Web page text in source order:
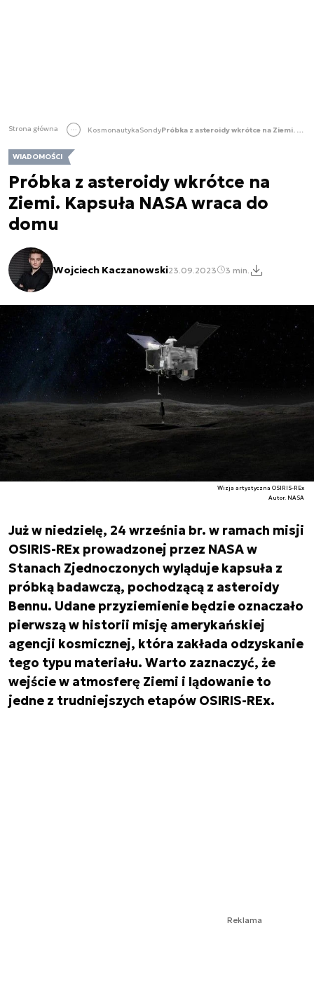
Strona główna KosmonautykaSondy Próbka z asteroidy wkrótce na Ziemi. Kapsuła NASA wraca do domu
WIADOMOŚCI
Próbka z asteroidy wkrótce na
Ziemi. Kapsuła NASA wraca do
domu
Wojciech Kaczanowski23.09.2023 3 min.
Wizja artystyczna OSIRIS-REx
Autor. NASA
Już w niedzielę, 24 września br. w ramach misji
OSIRIS-REx prowadzonej przez NASA w
Stanach Zjednoczonych wyląduje kapsuła z
próbką badawczą, pochodzącą z asteroidy
Bennu. Udane przyziemienie będzie oznaczało
pierwszą w historii misję amerykańskiej
agencji kosmicznej, która zakłada odzyskanie
tego typu materiału. Warto zaznaczyć, że
wejście w atmosferę Ziemi i lądowanie to
jedne z trudniejszych etapów OSIRIS-REx.
Reklama